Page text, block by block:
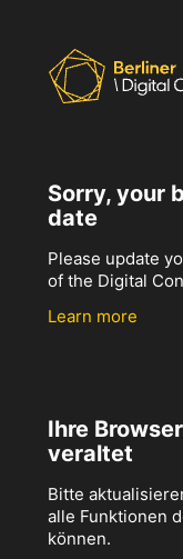
Sorry, your
date
Please update
of the Digital
Learn more
Ihre
veraltet
Bitte
alle Funktionen
können.